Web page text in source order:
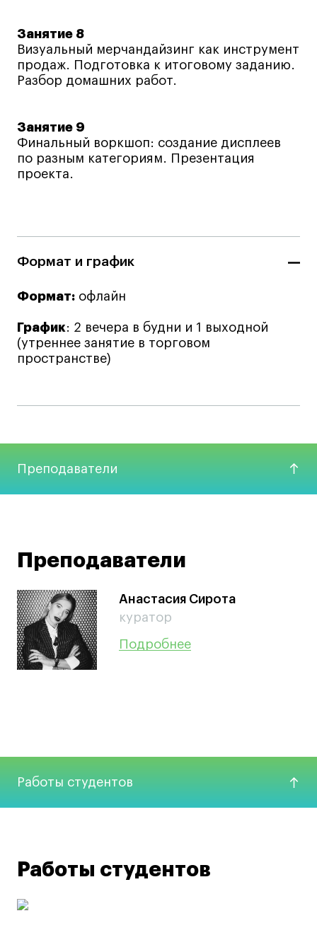
Занятие 8
Визуальный мерчандайзинг как инструмент
продаж. Подготовка к итоговому заданию.
Разбор домашних работ.
Занятие 9
Финальный воркшоп: создание дисплеев
по разным категориям. Презентация
проекта.
Формат и график
Формат: офлайн
График: 2 вечера в будни и 1 выходной
(утреннее занятие в торговом
пространстве)
Преподаватели
Преподаватели
Анастасия Сирота
куратор
Подробнее
Подробнее
Подробнее
Работы студентов
Работы студентов